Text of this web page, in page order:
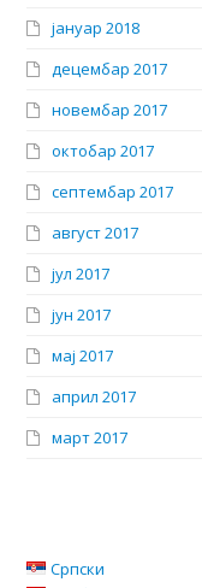
јануар 2018
децембар 2017
новембар 2017
октобар 2017
септембар 2017
август 2017
јул 2017
јун 2017
мај 2017
април 2017
март 2017
Српски